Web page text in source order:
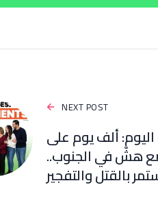
NEXT POST
ألف يوم على
هشّ في الجنوب..
بالقتل والتفجير